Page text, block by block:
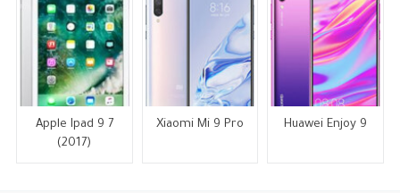
Apple Ipad 9 7
(2017)
Xiaomi Mi 9 Pro Huawei Enjoy 9